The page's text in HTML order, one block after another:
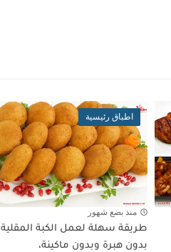
اطباق رئيسية
منذ بضع شهور
طريقة سهلة لعمل الكبة المقلية
بدون هبرة وبدون ماكينة،